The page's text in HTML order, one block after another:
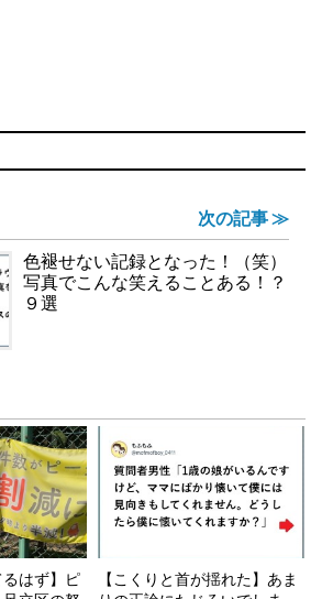
次の記事 ≫
色褪せない記録となった！（笑）
写真でこんな笑えることある！？
９選
るはず】ピ
【こくりと首が揺れた】あま